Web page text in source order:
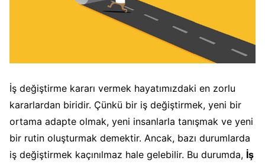
İş değiştirme kararı vermek hayatımızdaki en zorlu
kararlardan biridir. Çünkü bir iş değiştirmek, yeni bir
ortama adapte olmak, yeni insanlarla tanışmak ve yeni
bir rutin oluşturmak demektir. Ancak, bazı durumlarda
iş değiştirmek kaçınılmaz hale gelebilir. Bu durumda, İş